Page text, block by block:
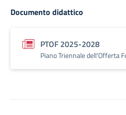
Documento didattico
PTOF 2025-2028
Piano Triennale dell'Offerta